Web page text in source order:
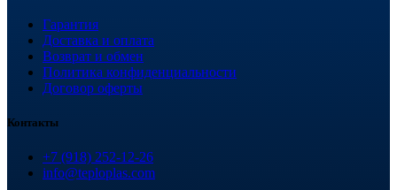
Гарантия
Доставка и оплата
Возврат и обмен
Политика конфиденциальности
Договор оферты
Контакты
+7 (918) 252-12-26
info@teploplas.com